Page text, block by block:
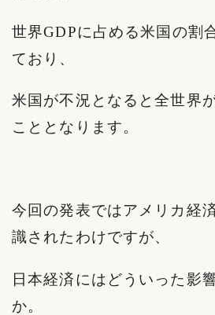
世界GDPに占める米国の割
ており、
米国が不況となると全世界
こととなります。
今回の発表ではアメリカ経
識されたわけですが、
日本経済にはどういった影
か。